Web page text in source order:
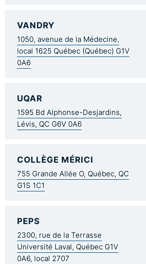
VANDRY
1050, avenue de la Médecine,
local 1625 Québec (Québec) G1V
0A6
UQAR
1595 Bd Alphonse-Desjardins,
Lévis, QC G6V 0A6
COLLÈGE MÉRICI
755 Grande Allée O, Québec, QC
G1S 1C1
PEPS
2300, rue de la Terrasse
Université Laval, Québec G1V
0A6, local 2707